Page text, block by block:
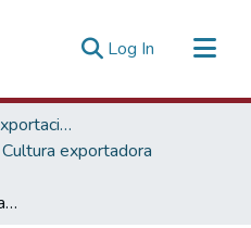
Log In (current)
Promoción de las Exportaciones
Cultura exportadora
Creatividad y metodologías ágiles como herramienta de innovación a las exportaciones - 19 abril 2023